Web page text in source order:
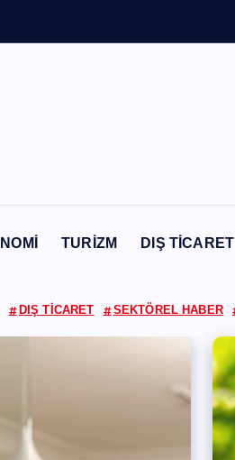
TURİZM DIŞ TİCARET
DIŞ TİCARET SEKTÖREL HABER